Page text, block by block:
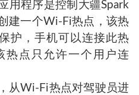
用程序是控制大疆Spark
建一个Wi-Fi热点，该热
护，手机可以连接此热
热点只允许一个用户连
从Wi-Fi热点对驾驶员进